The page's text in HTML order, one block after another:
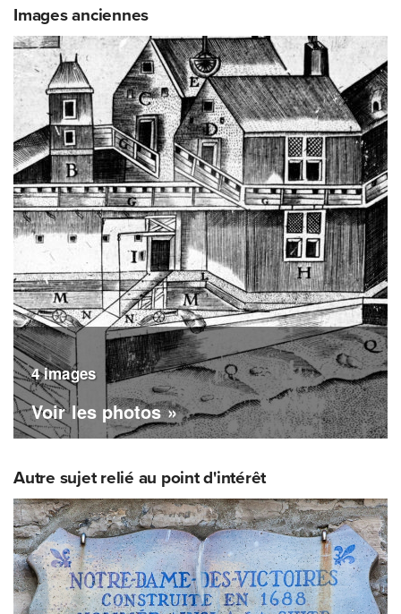
Images anciennes
4 images
Voir les photos »
Autre sujet relié au point d'intérêt